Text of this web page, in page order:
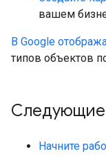
вашем
В Google
типов объектов
Следующие
Начните